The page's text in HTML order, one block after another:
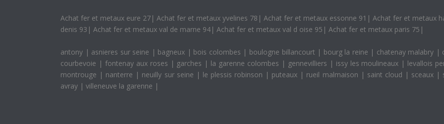
Achat fer et metaux eure 27 | Achat fer et metaux yvelines 78 | Achat fer et metaux essonne 91 | Achat fer et metaux
denis 93 | Achat fer et metaux val de marne 94 | Achat fer et metaux val d oise 95 | Achat fer et metaux paris 75 |
antony | asnieres sur seine | bagneux | bois colombes | boulogne billancourt | bourg la reine | chatenay malabry |
courbevoie | fontenay aux roses | garches | la garenne colombes | gennevilliers | issy les moulineaux | levallois
montrouge | nanterre | neuilly sur seine | le plessis robinson | puteaux | rueil malmaison | saint cloud | sceaux |
avray | villeneuve la garenne |